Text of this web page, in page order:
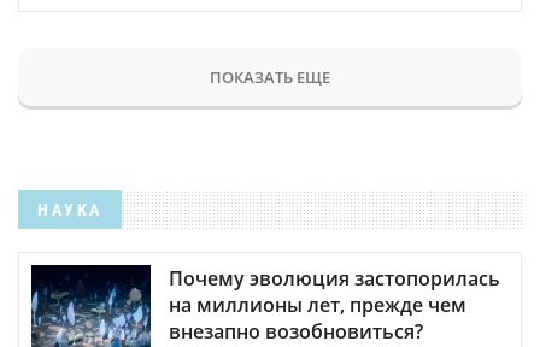
ПОКАЗАТЬ ЕЩЕ
НАУКА
Почему эволюция застопорилась
на миллионы лет, прежде чем
внезапно возобновиться?